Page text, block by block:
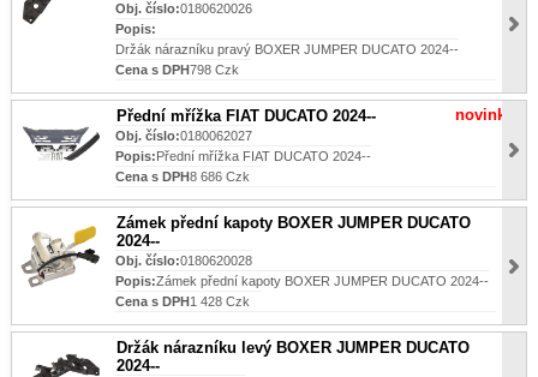
Obj. číslo:0180620026
Popis:
Držák nárazníku pravý BOXER JUMPER DUCATO 2024--
Cena s DPH798 Czk
Přední mřížka FIAT DUCATO 2024-- novinka
Obj. číslo:0180062027
Popis:Přední mřížka FIAT DUCATO 2024--
Cena s DPH8 686 Czk
Zámek přední kapoty BOXER JUMPER DUCATO
2024--
Obj. číslo:0180620028
Popis:Zámek přední kapoty BOXER JUMPER DUCATO 2024--
Cena s DPH1 428 Czk
Držák nárazníku levý BOXER JUMPER DUCATO
2024--